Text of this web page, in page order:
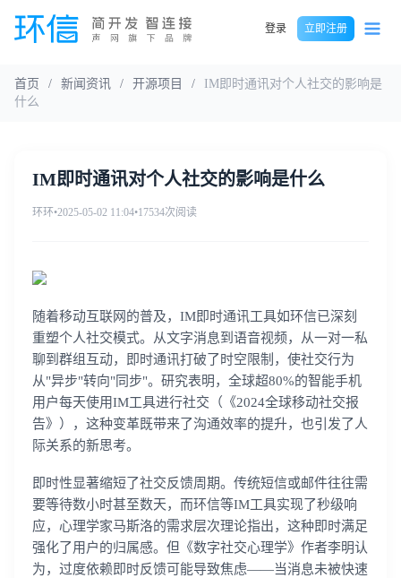
登录 立即注册
首页 / 新闻资讯 / 开源项目 /
IM即时通讯对个人社交的影响是
什么
IM即时通讯对个人社交的影响是什么
环环•2025-05-02 11:04•17534次阅读
随着移动互联网的普及，IM即时通讯工具如环信已深刻
重塑个人社交模式。从文字消息到语音视频，从一对一私
聊到群组互动，即时通讯打破了时空限制，使社交行为
从"异步"转向"同步"。研究表明，全球超80%的智能手机
用户每天使用IM工具进行社交（《2024全球移动社交报
告》），这种变革既带来了沟通效率的提升，也引发了人
际关系的新思考。
即时性显著缩短了社交反馈周期。传统短信或邮件往往需
要等待数小时甚至数天，而环信等IM工具实现了秒级响
应，心理学家马斯洛的需求层次理论指出，这种即时满足
强化了用户的归属感。但《数字社交心理学》作者李明认
为，过度依赖即时反馈可能导致焦虑——当消息未被快速